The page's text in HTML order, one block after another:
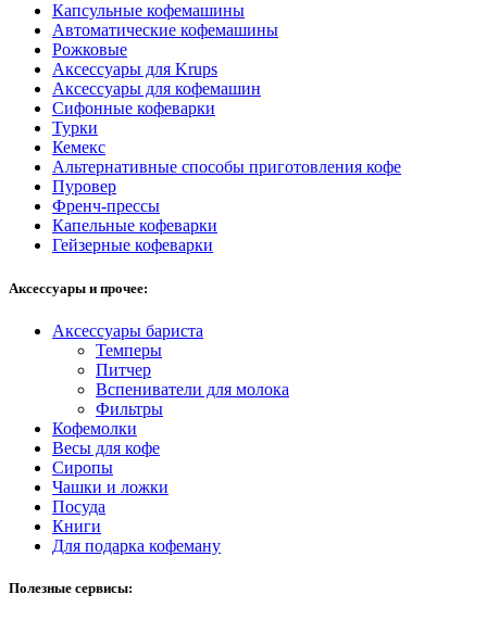
Капсульные кофемашины
Автоматические кофемашины
Рожковые
Аксессуары для Krups
Аксессуары для кофемашин
Сифонные кофеварки
Турки
Кемекс
Альтернативные способы приготовления кофе
Пуровер
Френч-прессы
Капельные кофеварки
Гейзерные кофеварки
Аксессуары и прочее:
Аксессуары бариста
Темперы
Питчер
Вспениватели для молока
Фильтры
Кофемолки
Весы для кофе
Сиропы
Чашки и ложки
Посуда
Книги
Для подарка кофеману
Полезные сервисы: